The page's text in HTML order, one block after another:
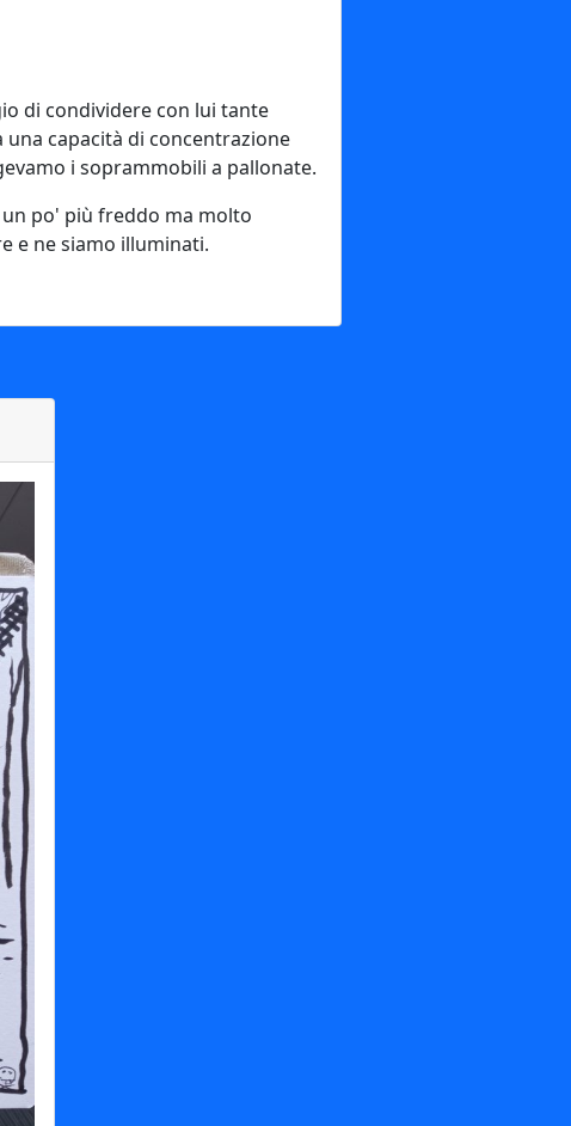
di condividere con lui tante
capacità di concentrazione
i soprammobili a pallonate.
po' più freddo ma molto
e ne siamo illuminati.